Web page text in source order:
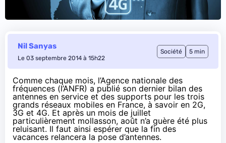
Nil Sanyas
Le 03 septembre 2014 à 15h22
Société 5 min
Comme chaque mois, l’Agence nationale des
fréquences (l’ANFR) a publié son dernier bilan des
antennes en service et des supports pour les trois
grands réseaux mobiles en France, à savoir en 2G,
3G et 4G. Et après un mois de juillet
particulièrement mollasson, août n’a guère été plus
reluisant. Il faut ainsi espérer que la fin des
vacances relancera la pose d’antennes.